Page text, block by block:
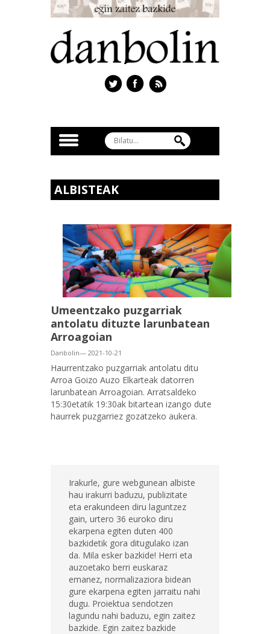
ALBISTEAK
Umeentzako puzgarriak
antolatu dituzte larunbatean
Arroagoian
Danbolin— 2021-10-21
Haurrentzako puzgarriak antolatu ditu
Arroa Goizo Auzo Elkarteak datorren
larunbatean Arroagoian. Arratsaldeko
15:30etatik 19:30ak bitartean izango dute
haurrek puzgarriez gozatzeko aukera.
Irakurle, gure webgunean albiste
hau irakurri baduzu, publizitate
eta erakundeen diru laguntzez
gain, urtero 36 euroko diru
ekarpena egiten duten 400
bazkidetik gora ditugulako izan
da. Mila esker bazkide! Herri eta
auzoetako berri euskaraz
emanez, normalizaziora bidean
gure ekarpena egiten jarraitu nahi
dugu. Proiektua sendotzen
lagundu nahi baduzu, egin zaitez
bazkide. Egin zaitez bazkide